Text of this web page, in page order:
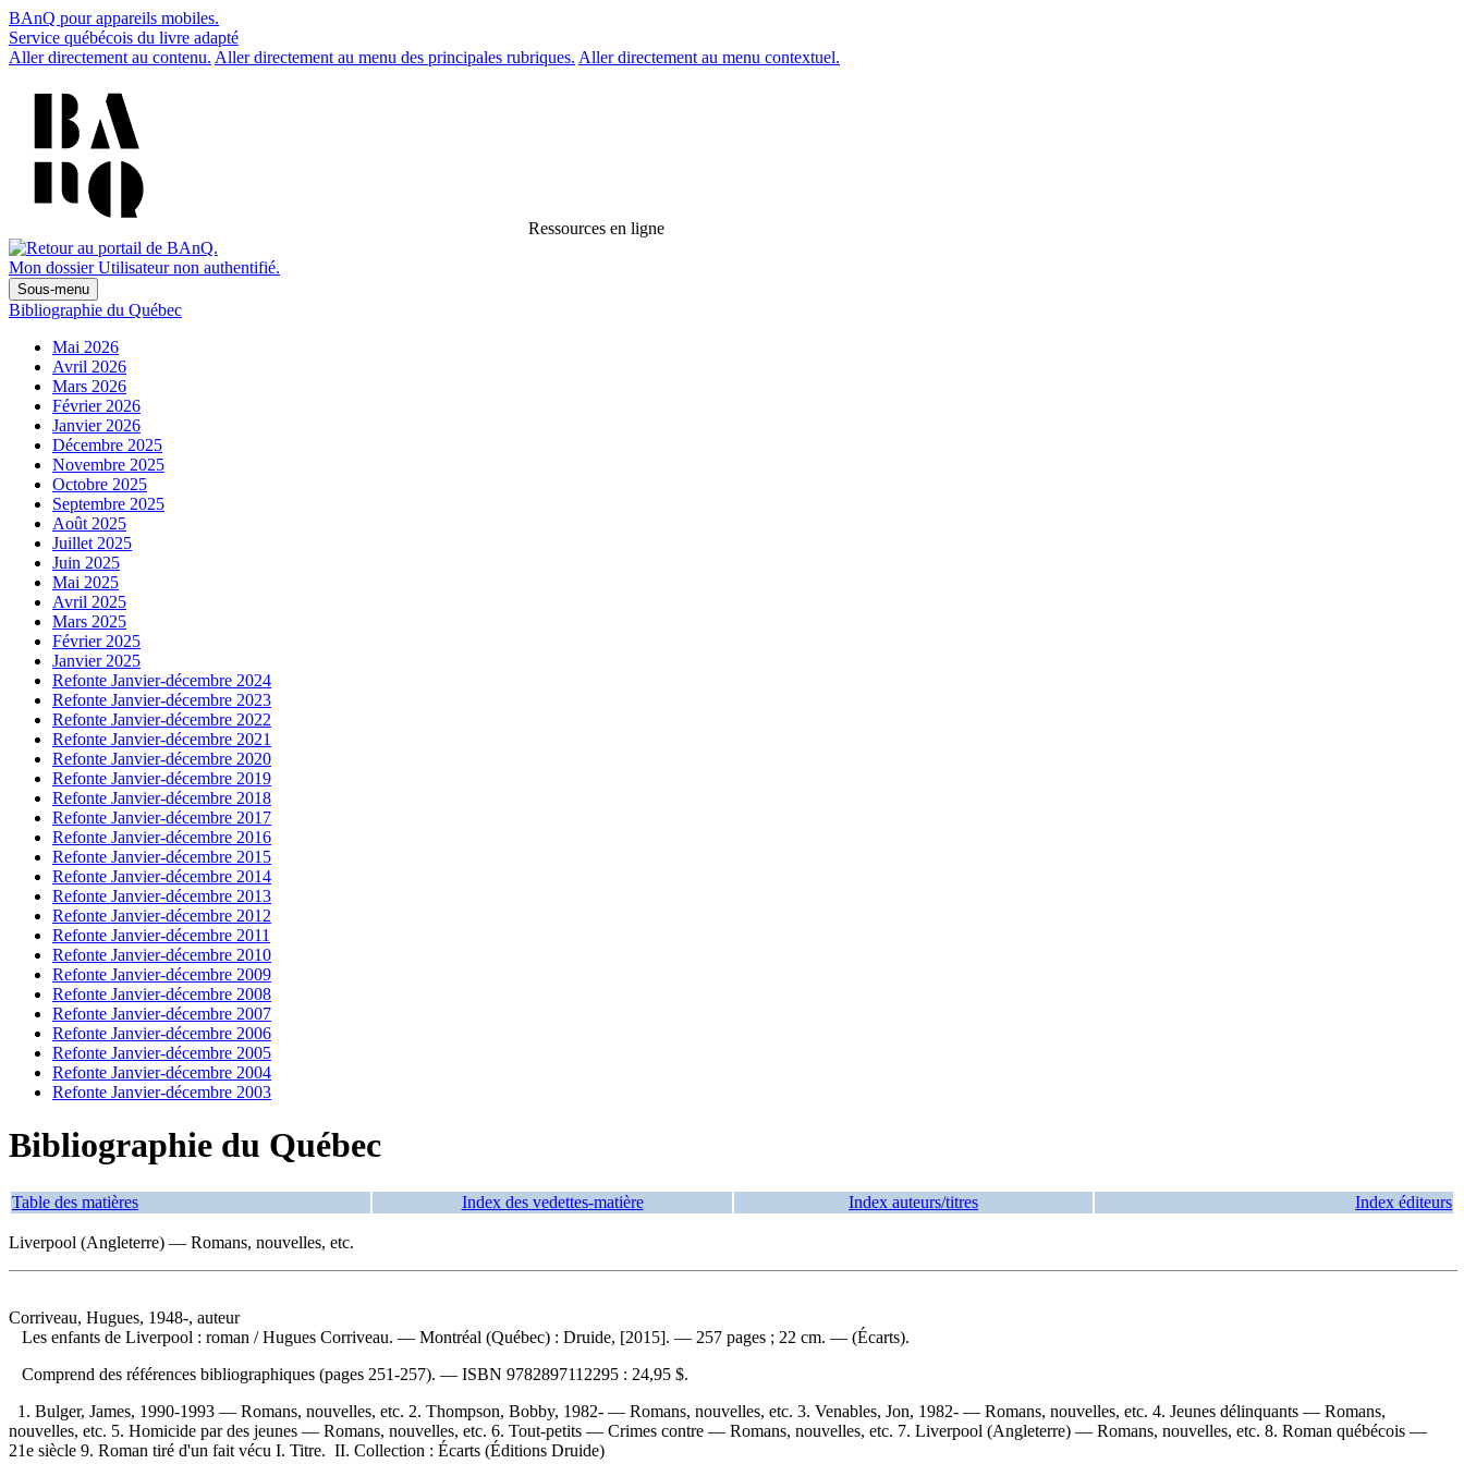
BAnQ pour appareils mobiles.
Service québécois du livre adapté
Aller directement au contenu. Aller directement au menu des principales rubriques. Aller directement au menu contextuel.
Ressources en ligne
Mon dossier Utilisateur non authentifié.
Sous-menu
Bibliographie du Québec
Mai 2026
Avril 2026
Mars 2026
Février 2026
Janvier 2026
Décembre 2025
Novembre 2025
Octobre 2025
Septembre 2025
Août 2025
Juillet 2025
Juin 2025
Mai 2025
Avril 2025
Mars 2025
Février 2025
Janvier 2025
Refonte Janvier-décembre 2024
Refonte Janvier-décembre 2023
Refonte Janvier-décembre 2022
Refonte Janvier-décembre 2021
Refonte Janvier-décembre 2020
Refonte Janvier-décembre 2019
Refonte Janvier-décembre 2018
Refonte Janvier-décembre 2017
Refonte Janvier-décembre 2016
Refonte Janvier-décembre 2015
Refonte Janvier-décembre 2014
Refonte Janvier-décembre 2013
Refonte Janvier-décembre 2012
Refonte Janvier-décembre 2011
Refonte Janvier-décembre 2010
Refonte Janvier-décembre 2009
Refonte Janvier-décembre 2008
Refonte Janvier-décembre 2007
Refonte Janvier-décembre 2006
Refonte Janvier-décembre 2005
Refonte Janvier-décembre 2004
Refonte Janvier-décembre 2003
Bibliographie du Québec
Table des matières Index des vedettes-matière Index auteurs/titres Index éditeurs
Liverpool (Angleterre) — Romans, nouvelles, etc.
Corriveau, Hugues, 1948-, auteur
Les enfants de Liverpool : roman / Hugues Corriveau. — Montréal (Québec) : Druide, [2015]. — 257 pages ; 22 cm. — (Écarts).
Comprend des références bibliographiques (pages 251-257). — ISBN 9782897112295 : 24,95 $.
1. Bulger, James, 1990-1993 — Romans, nouvelles, etc. 2. Thompson, Bobby, 1982- — Romans, nouvelles, etc. 3. Venables, Jon, 1982- — Romans, nouvelles, etc. 4. Jeunes délinquants — Romans,
nouvelles, etc. 5. Homicide par des jeunes — Romans, nouvelles, etc. 6. Tout-petits — Crimes contre — Romans, nouvelles, etc. 7. Liverpool (Angleterre) — Romans, nouvelles, etc. 8. Roman québécois —
21e siècle 9. Roman tiré d'un fait vécu I. Titre. II. Collection : Écarts (Éditions Druide)